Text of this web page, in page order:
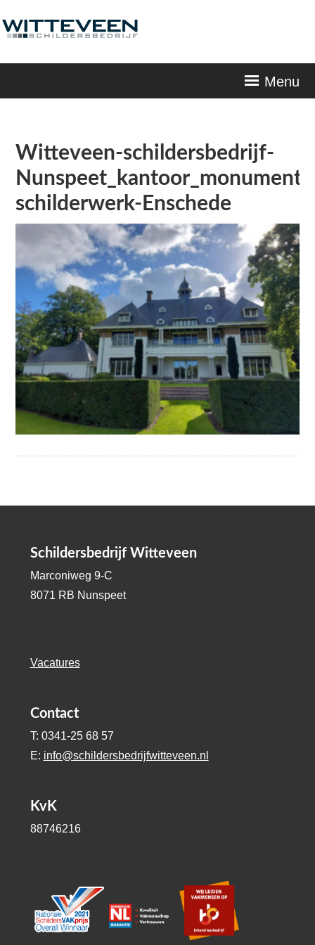
Menu
Witteveen-schildersbedrijf-
schilderwerk-Enschede
Schildersbedrijf Witteveen
Marconiweg 9-C
8071 RB Nunspeet
Vacatures
Contact
T: 0341-25 68 57
E: info@schildersbedrijfwitteveen.nl
KvK
88746216